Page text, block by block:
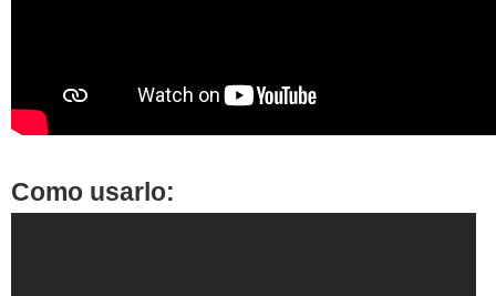
Como usarlo: